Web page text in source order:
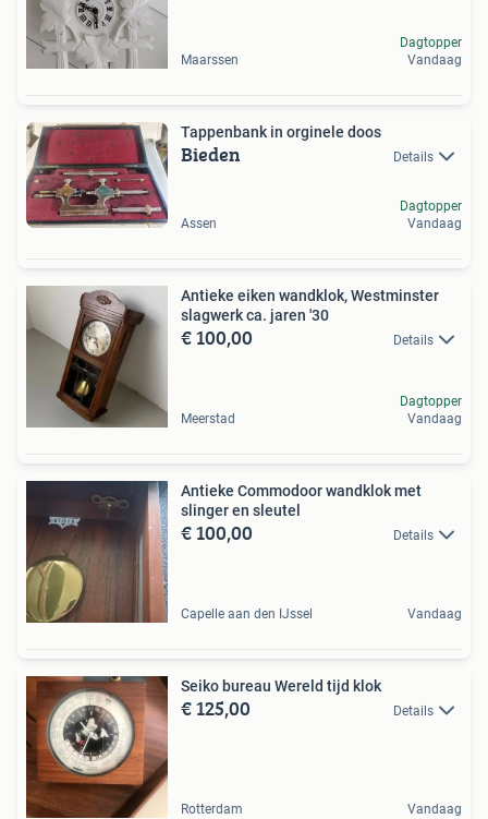
Maarssen
Dagtopper
Vandaag
Tappenbank in orginele doos
Bieden Details
Assen
Dagtopper
Vandaag
Antieke eiken wandklok, Westminster
slagwerk ca. jaren '30
€ 100,00 Details
Meerstad
Dagtopper
Vandaag
Antieke Commodoor wandklok met
slinger en sleutel
€ 100,00 Details
Capelle aan den IJssel Vandaag
Seiko bureau Wereld tijd klok
€ 125,00 Details
Rotterdam Vandaag